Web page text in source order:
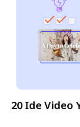
20 Ide Video